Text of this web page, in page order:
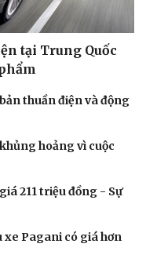
truyện đêm khuya
tại Trung Quốc
thuần điện và động
hoảng vì cuộc
211 triệu đồng - Sự
Pagani có giá hơn